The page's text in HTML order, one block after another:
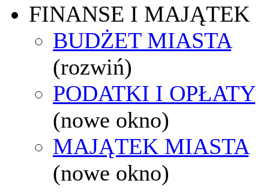
FINANSE I MAJĄTEK
BUDŻET MIASTA
(rozwiń)
PODATKI I OPŁATY
(nowe okno)
MAJĄTEK MIASTA
(nowe okno)